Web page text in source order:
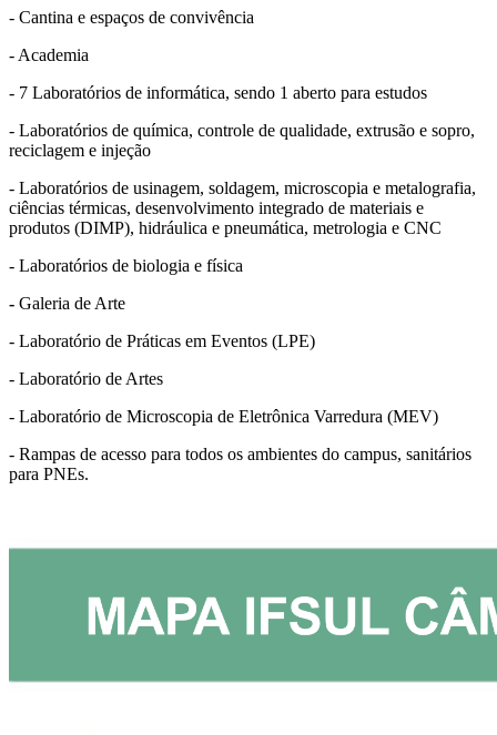
- Cantina e espaços de convivência
- Academia
- 7 Laboratórios de informática, sendo 1 aberto para estudos
- Laboratórios de química, controle de qualidade, extrusão e sopro,
reciclagem e injeção
- Laboratórios de usinagem, soldagem, microscopia e metalografia,
ciências térmicas, desenvolvimento integrado de materiais e
produtos (DIMP), hidráulica e pneumática, metrologia e CNC
- Laboratórios de biologia e física
- Galeria de Arte
- Laboratório de Práticas em Eventos (LPE)
- Laboratório de Artes
- Laboratório de Microscopia de Eletrônica Varredura (MEV)
- Rampas de acesso para todos os ambientes do campus, sanitários
para PNEs.